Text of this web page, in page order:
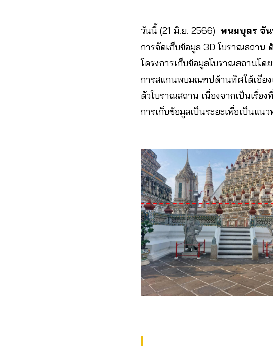
วันนี้ (21 มิ.ย. 2566) พนมบุตร จัน
การจัดเก็บข้อมูล 3D โบราณสถาน
โครงการเก็บข้อมูลโบราณสถานโด
การสแกนพบมณฑปด้านทิศใต้เอียง
ตัวโบราณสถาน เนื่องจากเป็นเรื่อ
การเก็บข้อมูลเป็นระยะเพื่อเป็นแน